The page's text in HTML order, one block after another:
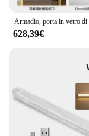
628,39€